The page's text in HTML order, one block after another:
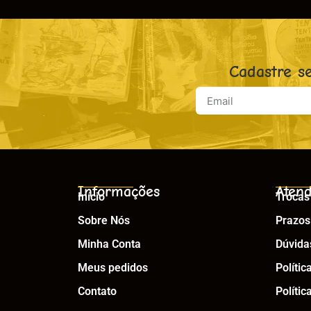
Cadastre
Informações
Início
Sobre Nós
Minha Conta
Meus pedidos
Contato